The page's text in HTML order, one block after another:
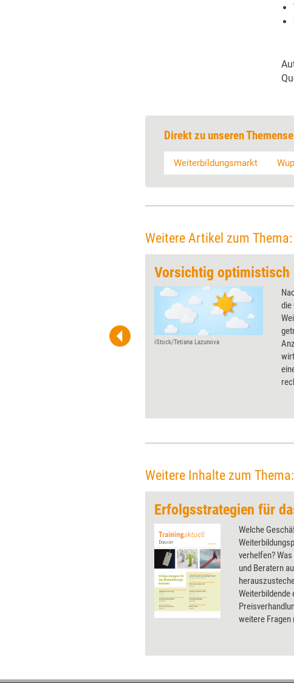
Direkt zu unseren
Weiterbildungsmarkt
Weitere Artikel zum Thema:
Ostdeutschland verdienen nun
Vorsichtig optimistisch
iStock/Tetiana Lazunova
die
für
Weitere Inhalte zum Thema:
Welche
verhelfen?
und Beratern
weitere
dieses Dossier.